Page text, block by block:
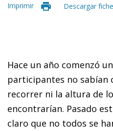
Imprimir Descargar
Hace un año comenzó
participantes no sabían
recorrer ni la altura de
encontrarían. Pasado
claro que no todos se